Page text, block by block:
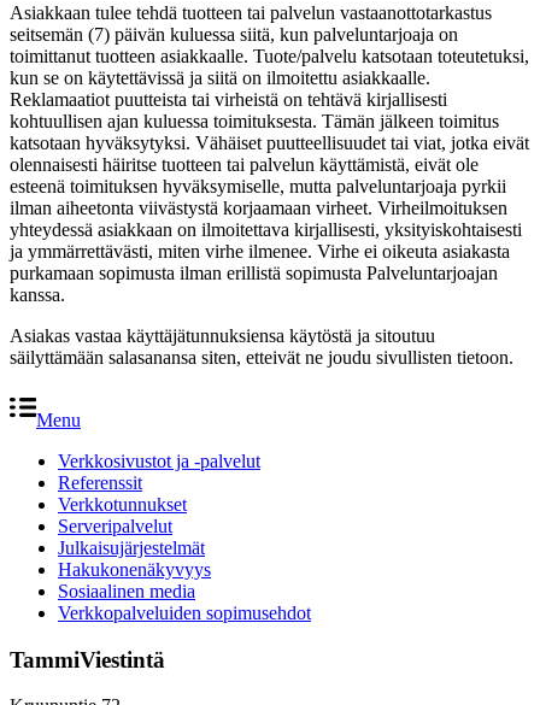
Asiakkaan tulee tehdä tuotteen tai palvelun vastaanottotarkastus
seitsemän (7) päivän kuluessa siitä, kun palveluntarjoaja on
toimittanut tuotteen asiakkaalle. Tuote/palvelu katsotaan toteutetuksi,
kun se on käytettävissä ja siitä on ilmoitettu asiakkaalle.
Reklamaatiot puutteista tai virheistä on tehtävä kirjallisesti
kohtuullisen ajan kuluessa toimituksesta. Tämän jälkeen toimitus
katsotaan hyväksytyksi. Vähäiset puutteellisuudet tai viat, jotka eivät
olennaisesti häiritse tuotteen tai palvelun käyttämistä, eivät ole
esteenä toimituksen hyväksymiselle, mutta palveluntarjoaja pyrkii
ilman aiheetonta viivästystä korjaamaan virheet. Virheilmoituksen
yhteydessä asiakkaan on ilmoitettava kirjallisesti, yksityiskohtaisesti
ja ymmärrettävästi, miten virhe ilmenee. Virhe ei oikeuta asiakasta
purkamaan sopimusta ilman erillistä sopimusta Palveluntarjoajan
kanssa.
Asiakas vastaa käyttäjätunnuksiensa käytöstä ja sitoutuu
säilyttämään salasanansa siten, etteivät ne joudu sivullisten tietoon.
Menu
Verkkosivustot ja -palvelut
Referenssit
Verkkotunnukset
Serveripalvelut
Julkaisujärjestelmät
Hakukonenäkyvyys
Sosiaalinen media
Verkkopalveluiden sopimusehdot
TammiViestintä